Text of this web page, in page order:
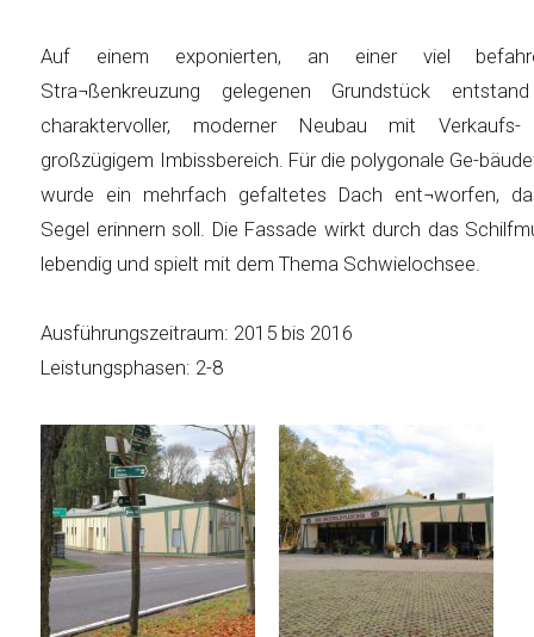
Auf einem exponierten, an einer viel
Stra¬ßenkreuzung gelegenen Grundstück
charaktervoller, moderner Neubau mit
großzügigem Imbissbereich. Für die polygonale Ge-
wurde ein mehrfach gefaltetes Dach ent¬worfen,
Segel erinnern soll. Die Fassade wirkt durch das
lebendig und spielt mit dem Thema Schwielochsee.
Ausführungszeitraum: 2015 bis 2016
Leistungsphasen: 2-8